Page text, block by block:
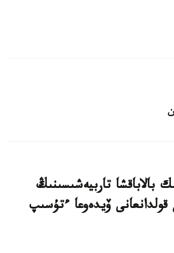
بالاباقشا تاربيەشىسىنىڭ
ۆيدەوعا ءتۇسىپ